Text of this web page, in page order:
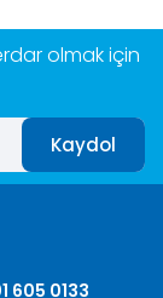
olmak için
Kaydol
605 0133